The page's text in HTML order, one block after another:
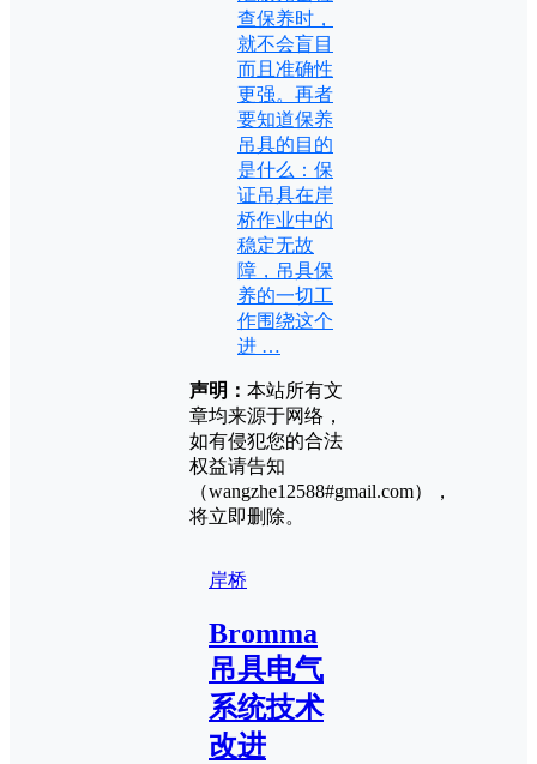
查保养时，
就不会盲目
而且准确性
更强。再者
要知道保养
吊具的目的
是什么：保
证吊具在岸
桥作业中的
稳定无故
障，吊具保
养的一切工
作围绕这个
进 …
声明： 本站所有文
章均来源于网络，
如有侵犯您的合法
权益请告知
（wangzhe12588#gmail.com），
将立即删除。
岸桥
Bromma
吊具电气
系统技术
改进